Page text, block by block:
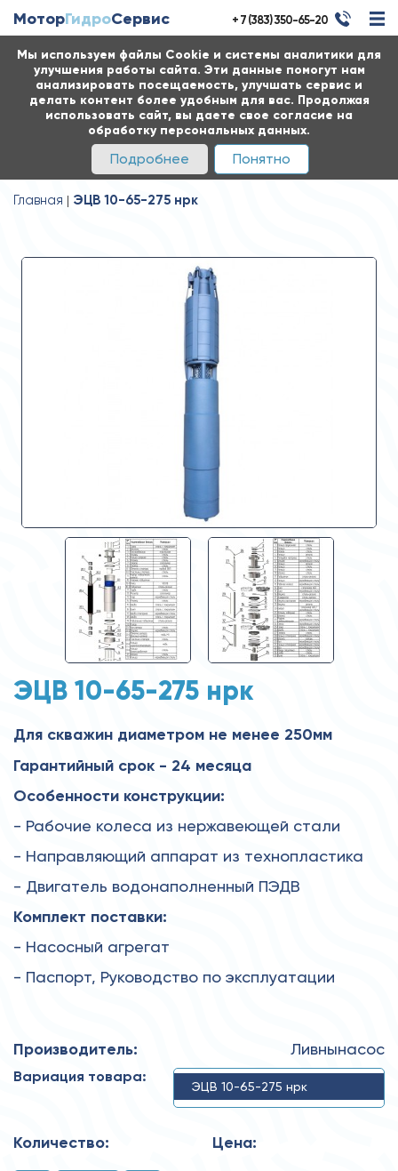
Мы используем файлы Cookie и системы аналитики для
улучшения работы сайта. Эти данные помогут нам
анализировать посещаемость, улучшать сервис и
делать контент более удобным для вас. Продолжая
использовать сайт, вы даете свое согласие на
обработку персональных данных.
Подробнее Понятно
МоторГидроСервис + 7 (383) 350-65-20
Главная ЭЦВ 10-65-275 нрк
ЭЦВ 10-65-275 нрк
Для скважин диаметром не менее 250мм
Гарантийный срок - 24 месяца
Особенности конструкции:
- Рабочие колеса из нержавеющей стали
- Направляющий аппарат из технопластика
- Двигатель водонаполненный ПЭДВ
Комплект поставки:
- Насосный агрегат
- Паспорт, Руководство по эксплуатации
Производитель: Ливнынасос
Вариация товара:
ЭЦВ 10-65-275 нрк
Количество: Цена: